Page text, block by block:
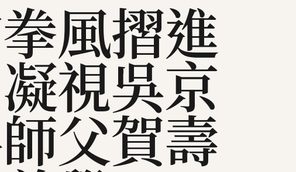
風摺進
視吳京
父賀壽